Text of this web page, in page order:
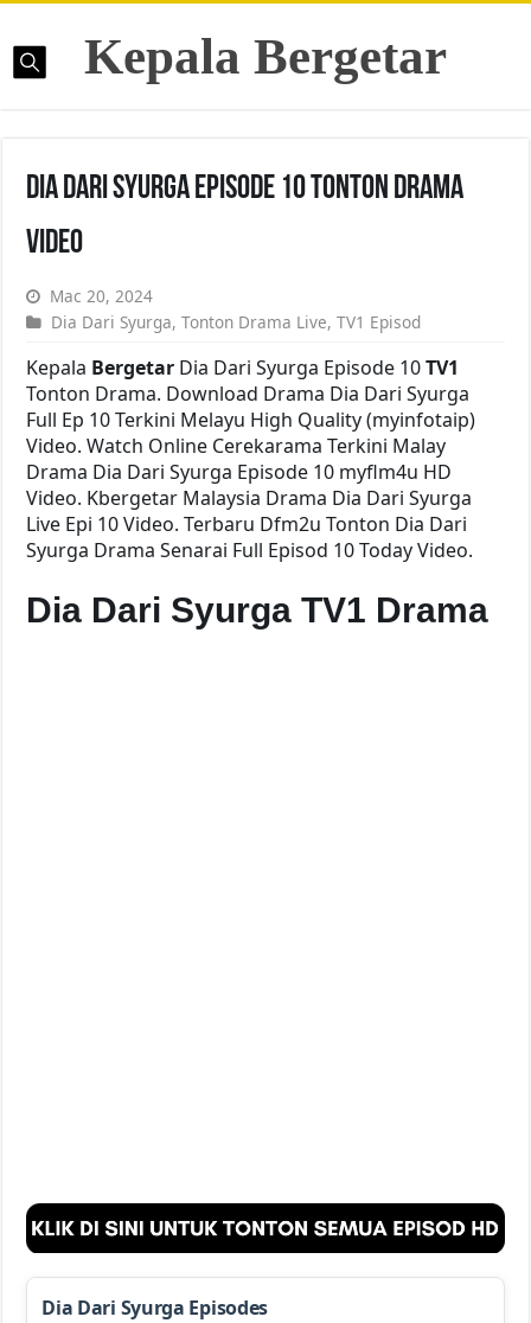
Kepala Bergetar
Dia Dari Syurga Episode 10 Tonton Drama
Video
Mac 20, 2024
Dia Dari Syurga,Tonton Drama Live,TV1 Episod
Kepala Bergetar Dia Dari Syurga Episode 10TV1
Tonton Drama. Download Drama Dia Dari Syurga
Full Ep 10 Terkini Melayu High Quality (myinfotaip)
Video. Watch Online Cerekarama Terkini Malay
Drama Dia Dari Syurga Episode 10 myflm4u HD
Video. Kbergetar Malaysia Drama Dia Dari Syurga
Live Epi 10 Video. Terbaru Dfm2u Tonton Dia Dari
Syurga Drama Senarai Full Episod 10 Today Video.
Dia Dari Syurga TV1 Drama
Dia Dari Syurga Episodes